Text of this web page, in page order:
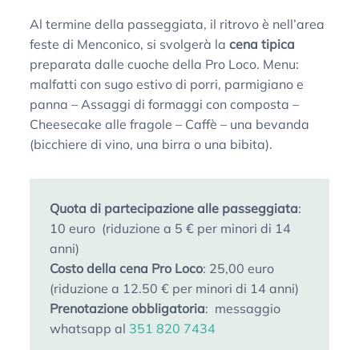
Al termine della passeggiata, il ritrovo è nell’area
feste di Menconico, si svolgerà lacena tipica
preparata dalle cuoche della Pro Loco. Menu:
malfatti con sugo estivo di porri, parmigiano e
panna – Assaggi di formaggi con composta –
Cheesecake alle fragole – Caffè – una bevanda
(bicchiere di vino, una birra o una bibita).
Quota di partecipazione alle passeggiata:
10 euro (riduzione a 5 € per minori di 14
anni)
Costo della cena Pro Loco: 25,00 euro
(riduzione a 12.50 € per minori di 14 anni)
Prenotazione obbligatoria: messaggio
whatsapp al 351 820 7434